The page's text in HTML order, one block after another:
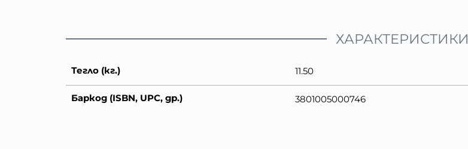
ХАРАКТЕРИСТИКИ
Тегло (кг.) 11.50
Баркод (ISBN, UPC, др.) 3801005000746